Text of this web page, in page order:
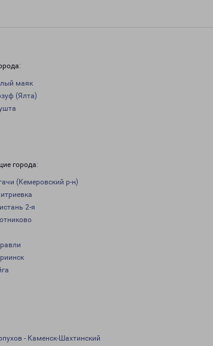
маяк
(Ялта)
города:
(Кемеровский р-н)
2-я
- Каменск-Шахтинский